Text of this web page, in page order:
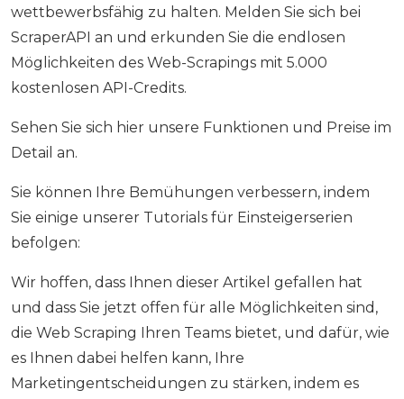
wettbewerbsfähig zu halten. Melden Sie sich bei
ScraperAPI an und erkunden Sie die endlosen
Möglichkeiten des Web-Scrapings mit 5.000
kostenlosen API-Credits.
Sehen Sie sich hier unsere Funktionen und Preise im
Detail an.
Sie können Ihre Bemühungen verbessern, indem
Sie einige unserer Tutorials für Einsteigerserien
befolgen:
Wir hoffen, dass Ihnen dieser Artikel gefallen hat
und dass Sie jetzt offen für alle Möglichkeiten sind,
die Web Scraping Ihren Teams bietet, und dafür, wie
es Ihnen dabei helfen kann, Ihre
Marketingentscheidungen zu stärken, indem es